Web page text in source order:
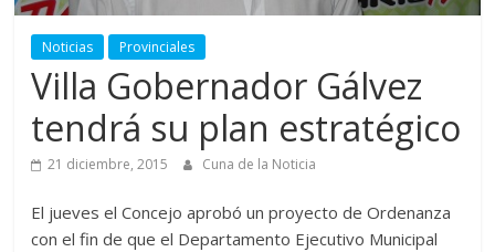
Noticias Provinciales
Villa Gobernador Gálvez
tendrá su plan estratégico
21 diciembre, 2015 Cuna de la Noticia
El jueves el Concejo aprobó un proyecto de Ordenanza
con el fin de que el Departamento Ejecutivo Municipal